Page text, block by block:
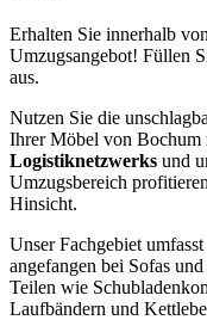
Erhalten Sie innerhalb
Umzugsangebot! Füllen
aus.
Nutzen Sie die
Ihrer Möbel von Bochum
Logistiknetzwerks und
Umzugsbereich
Hinsicht.
Unser Fachgebiet
angefangen bei Sofas
Teilen wie
Laufbändern und